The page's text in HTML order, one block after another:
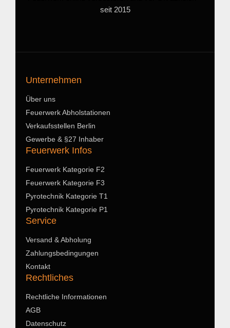
seit 2015
Unternehmen
Über uns
Feuerwerk Abholstationen
Verkaufsstellen Berlin
Gewerbe & §27 Inhaber
Feuerwerk Infos
Feuerwerk Kategorie F2
Feuerwerk Kategorie F3
Pyrotechnik Kategorie T1
Pyrotechnik Kategorie P1
Service
Versand & Abholung
Zahlungsbedingungen
Kontakt
Rechtliches
Rechtliche Informationen
AGB
Datenschutz